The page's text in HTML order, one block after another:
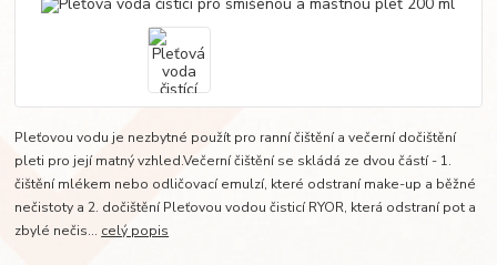
Pleťovou vodu je nezbytné použít pro ranní čištění a večerní dočištění
pleti pro její matný vzhled.Večerní čištění se skládá ze dvou částí - 1.
čištění mlékem nebo odličovací emulzí, které odstraní make-up a běžné
nečistoty a 2. dočištění Pleťovou vodou čisticí RYOR, která odstraní pot a
zbylé nečis... celý popis